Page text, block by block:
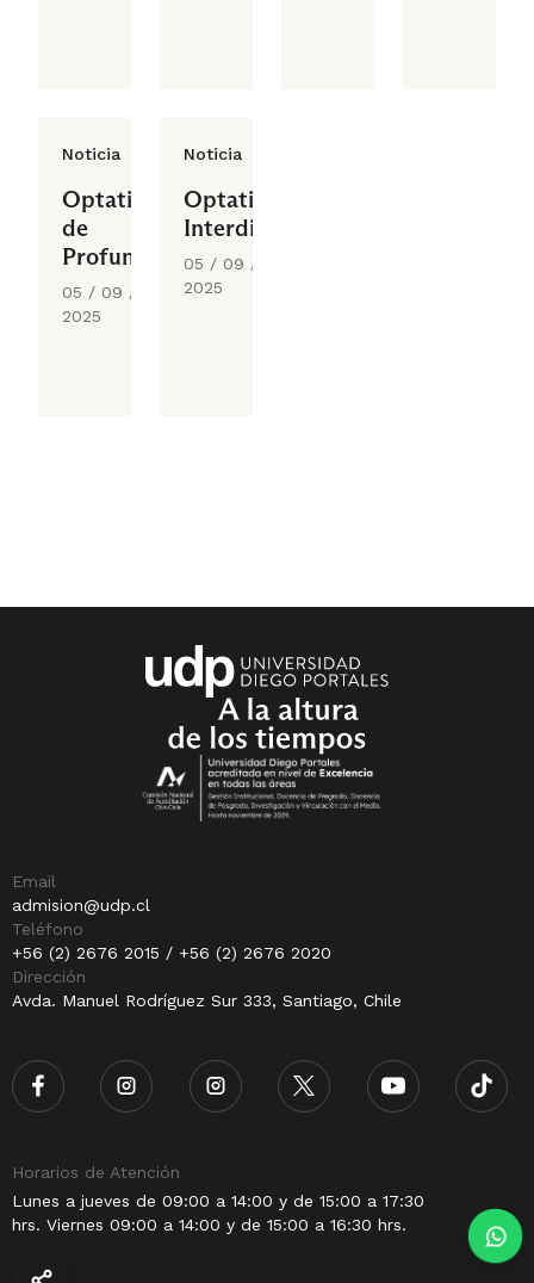
Noticia
Optativo
de
Profundización
05 / 09 /
2025
Noticia
Optativo
Interdisciplinar
05 / 09 /
2025
Email
admision@udp.cl
Teléfono
+56 (2) 2676 2015 / +56 (2) 2676 2020
Dirección
Avda. Manuel Rodríguez Sur 333, Santiago, Chile
Horarios de Atención
Lunes a jueves de 09:00 a 14:00 y de 15:00 a 17:30
hrs. Viernes 09:00 a 14:00 y de 15:00 a 16:30 hrs.